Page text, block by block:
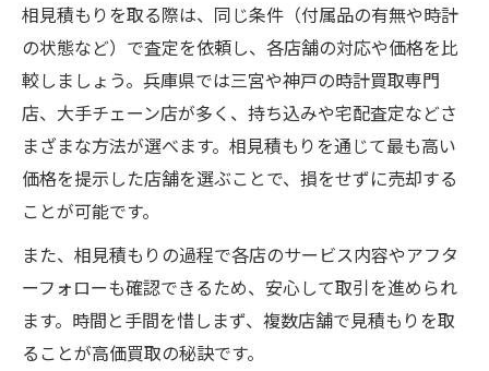
相見積もりを取る際は、同じ条件（付属品の有無や時計
の状態など）で査定を依頼し、各店舗の対応や価格を比
較しましょう。兵庫県では三宮や神戸の時計買取専門
店、大手チェーン店が多く、持ち込みや宅配査定などさ
まざまな方法が選べます。相見積もりを通じて最も高い
価格を提示した店舗を選ぶことで、損をせずに売却する
ことが可能です。
また、相見積もりの過程で各店のサービス内容やアフタ
ーフォローも確認できるため、安心して取引を進められ
ます。時間と手間を惜しまず、複数店舗で見積もりを取
ることが高価買取の秘訣です。